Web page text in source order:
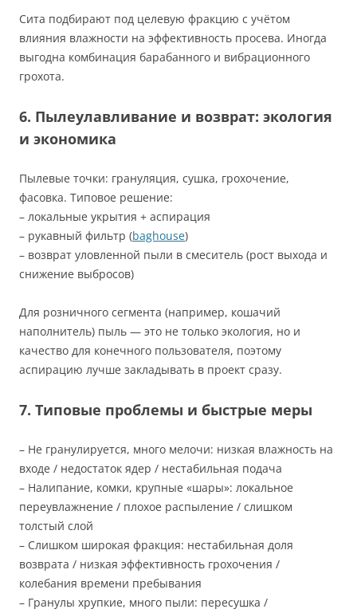
Сита подбирают под целевую фракцию с учётом
влияния влажности на эффективность просева. Иногда
выгодна комбинация барабанного и вибрационного
грохота.
6. Пылеулавливание и возврат: экология
и экономика
Пылевые точки: грануляция, сушка, грохочение,
фасовка. Типовое решение:
– локальные укрытия + аспирация
– рукавный фильтр (baghouse)
– возврат уловленной пыли в смеситель (рост выхода и
снижение выбросов)
Для розничного сегмента (например, кошачий
наполнитель) пыль — это не только экология, но и
качество для конечного пользователя, поэтому
аспирацию лучше закладывать в проект сразу.
7. Типовые проблемы и быстрые меры
– Не гранулируется, много мелочи: низкая влажность на
входе / недостаток ядер / нестабильная подача
– Налипание, комки, крупные «шары»: локальное
переувлажнение / плохое распыление / слишком
толстый слой
– Слишком широкая фракция: нестабильная доля
возврата / низкая эффективность грохочения /
колебания времени пребывания
– Гранулы хрупкие, много пыли: пересушка /